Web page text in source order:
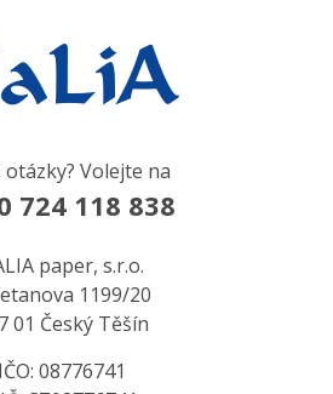
otázky? Volejte na
724 118 838
paper, s.r.o.
1199/20
01 Český Těšín
IČO: 08776741